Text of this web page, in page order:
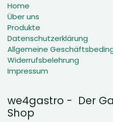
Home
Über uns
Produkte
Datenschutzerklärung
Allgemeine
Widerrufsbelehrung
Impressum
we4gastro - Der
Shop